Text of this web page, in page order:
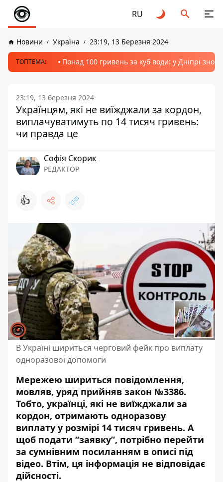
RU
Новини Україна 23:19, 13 Березня 2024
ТОПТЕМА: Понад 100 гривень за куб води: у Дніпрі
23:19, 13 березня 2024
Українцям, які не виїжджали за кордон,
виплачуватимуть по 14 тисяч гривень:
чи правда це
Софія Скорик
РЕДАКТОР
👍
В Україні шириться черговий фейк про виплату
одноразової допомоги
Мережею шириться повідомлення,
мовляв, уряд прийняв закон №3386.
Тобто, українці, які не виїжджали за
кордон, отримають одноразову
виплату у розмірі 14 тисяч гривень. А
щоб подати “заявку”, потрібно перейти
за сумнівним посиланням в описі під
відео. Втім, ця інформація не відповідає
дійсності.